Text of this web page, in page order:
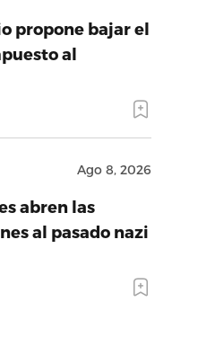
propone bajar el
al
Ago 8, 2026
abren las
al pasado nazi